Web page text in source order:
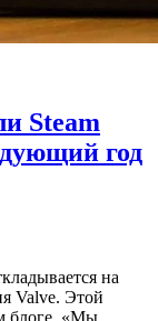
Steam
год
на
Valve. Этой
блоге. «Мы